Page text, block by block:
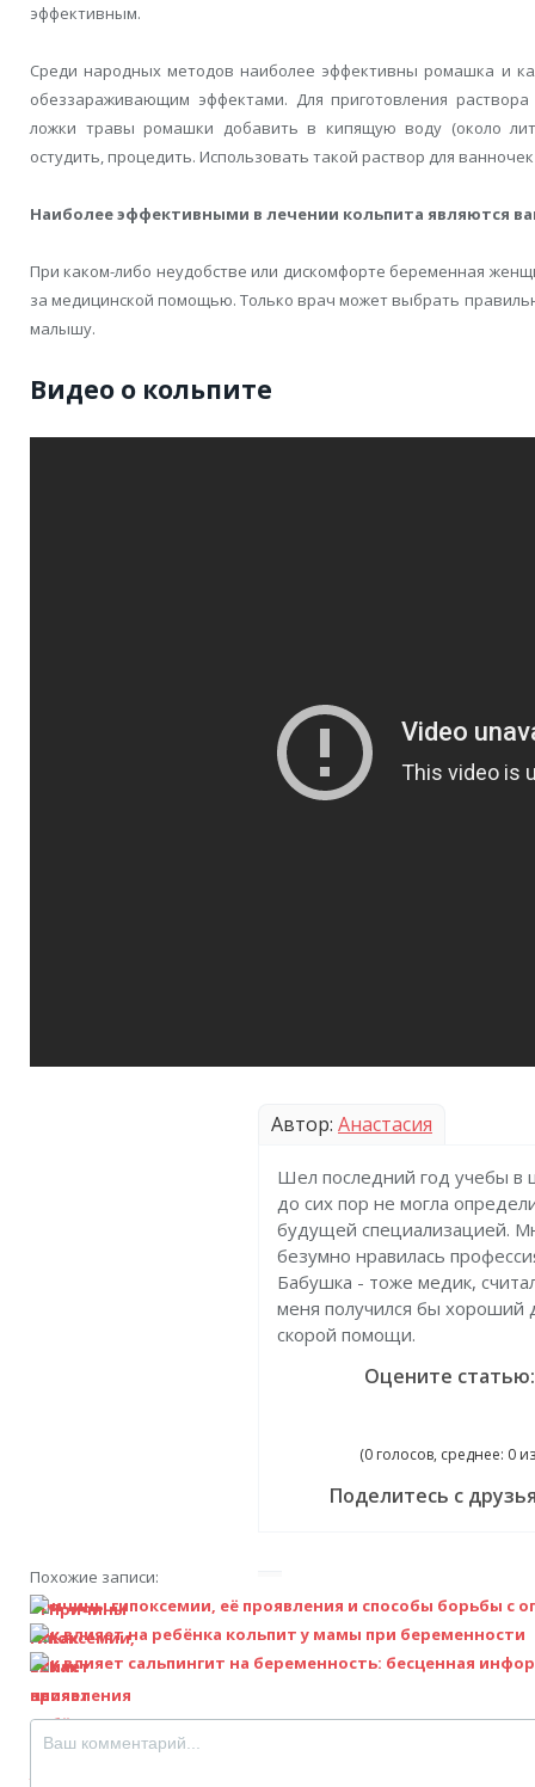
эффективным.
Среди народных методов наиболее эффективны ромашка и
обеззараживающим эффектами. Для приготовления
ложки травы ромашки добавить в кипящую воду (около
остудить, процедить. Использовать такой раствор для
Наиболее эффективными в лечении кольпита являются
При каком-либо неудобстве или дискомфорте беременная
за медицинской помощью. Только врач может выбрать
малышу.
Видео о кольпите
Автор: Анастасия
Шел последний год учебы в
до сих пор не могла
будущей специализацией.
безумно нравилась
Бабушка - тоже медик,
меня получился бы хороший
скорой помощи.
Оцените статью:
(0 голосов, среднее: 0
Поделитесь с
Похожие записи:
Причины гипоксемии, её проявления и способы борьбы с
Как влияет на ребёнка кольпит у мамы при беременности
Как влияет сальпингит на беременность: бесценная